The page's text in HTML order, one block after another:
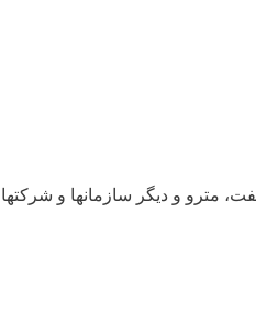
مترو و ديگر سازمانها و